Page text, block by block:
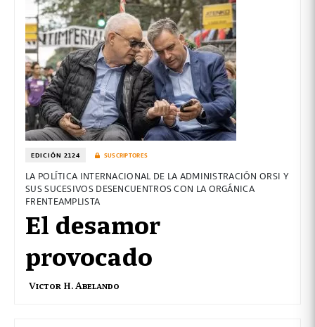
EDICIÓN 2124 SUSCRIPTORES
LA POLÍTICA INTERNACIONAL DE LA ADMINISTRACIÓN ORSI Y
SUS SUCESIVOS DESENCUENTROS CON LA ORGÁNICA
FRENTEAMPLISTA
El desamor
provocado
Victor H. Abelando